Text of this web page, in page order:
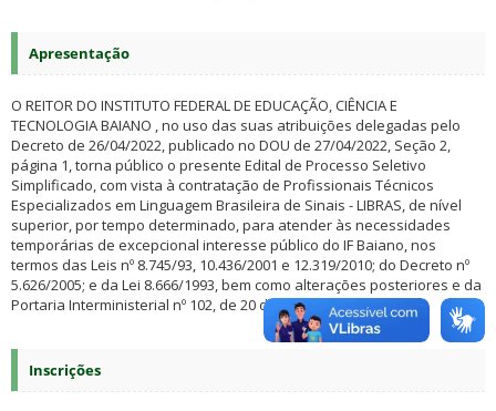
Apresentação
O REITOR DO INSTITUTO FEDERAL DE EDUCAÇÃO, CIÊNCIA E
TECNOLOGIA BAIANO , no uso das suas atribuições delegadas pelo
Decreto de 26/04/2022, publicado no DOU de 27/04/2022, Seção 2,
página 1, torna público o presente Edital de Processo Seletivo
Simplificado, com vista à contratação de Profissionais Técnicos
Especializados em Linguagem Brasileira de Sinais - LIBRAS, de nível
superior, por tempo determinado, para atender às necessidades
temporárias de excepcional interesse público do IF Baiano, nos
termos das Leis nº 8.745/93, 10.436/2001 e 12.319/2010; do Decreto nº
5.626/2005; e da Lei 8.666/1993, bem como alterações posteriores e da
Portaria Interministerial nº 102, de 20 de abril de 2017.
Inscrições